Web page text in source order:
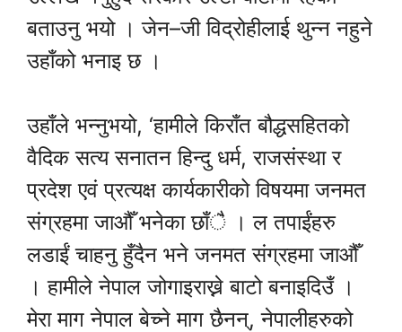
बताउनु भयो । जेन–जी विद्रोहीलाई थुन्न नहुने
उहाँको भनाइ छ ।
उहाँले भन्नुभयो, ‘हामीले किराँत बौद्धसहितको
वैदिक सत्य सनातन हिन्दु धर्म, राजसंस्था र
प्रदेश एवं प्रत्यक्ष कार्यकारीको विषयमा जनमत
संग्रहमा जाऔँ भनेका छाँै । ल तपाईंहरु
लडाईं चाहनु हुँदैन भने जनमत संग्रहमा जाऔँ
। हामीले नेपाल जोगाइराख्ने बाटो बनाइदिउँ ।
मेरा माग नेपाल बेच्ने माग छैनन्, नेपालीहरुको